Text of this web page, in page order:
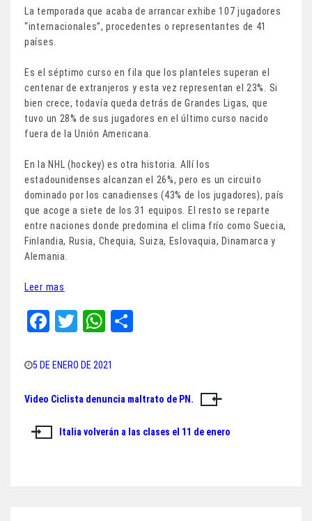
La temporada que acaba de arrancar exhibe 107 jugadores
“internacionales”, procedentes o representantes de 41
países.
Es el séptimo curso en fila que los planteles superan el
centenar de extranjeros y esta vez representan el 23%. Si
bien crece, todavía queda detrás de Grandes Ligas, que
tuvo un 28% de sus jugadores en el último curso nacido
fuera de la Unión Americana.
En la NHL (hockey) es otra historia. Allí los
estadounidenses alcanzan el 26%, pero es un circuito
dominado por los canadienses (43% de los jugadores), país
que acoge a siete de los 31 equipos. El resto se reparte
entre naciones donde predomina el clima frío como Suecia,
Finlandia, Rusia, Chequia, Suiza, Eslovaquia, Dinamarca y
Alemania.
Leer mas
Fa
bo
ok
T
tt
er
W
ts
pp
5 DE ENERO DE 2021
Navegación
de
Video Ciclista denuncia maltrato de PN.
Italia volverán a las clases el 11 de enero